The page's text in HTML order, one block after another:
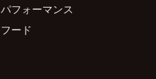
パフォーマンス
フード